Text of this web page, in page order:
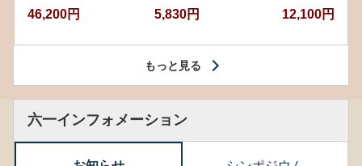
46,200円 5,830円 12,100円
もっと見る
六一インフォメーション